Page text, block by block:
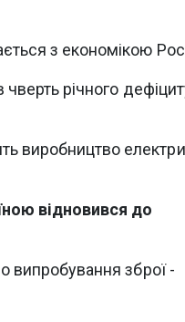
з економікою
річного
виробництво
відновився до
випробування зброї -